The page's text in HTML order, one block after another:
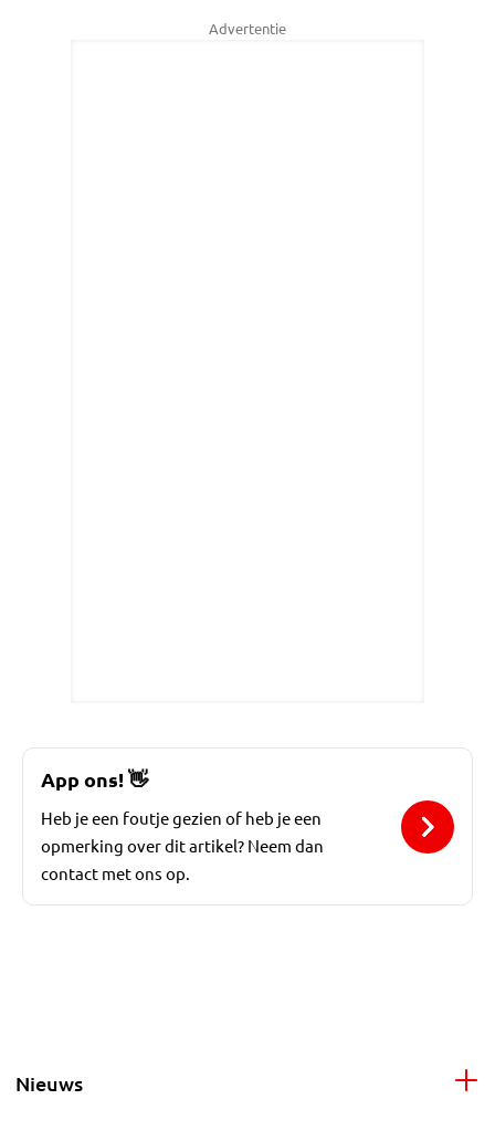
Advertentie
App ons!👋
Heb je een foutje gezien of heb je een
opmerking over dit artikel? Neem dan
contact met ons op.
Nieuws